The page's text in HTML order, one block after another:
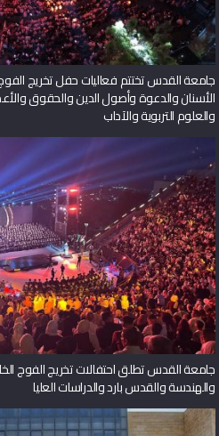
جامعة القدس تختتم فعاليات حفل تخريج
الأسنان والدعوة وأصول الدين والحقوق
والعلوم التربوية والآداب
جامعة القدس تطلق احتفالات تخريج الفوج
والهندسة والقدس بارد والدراسات العليا